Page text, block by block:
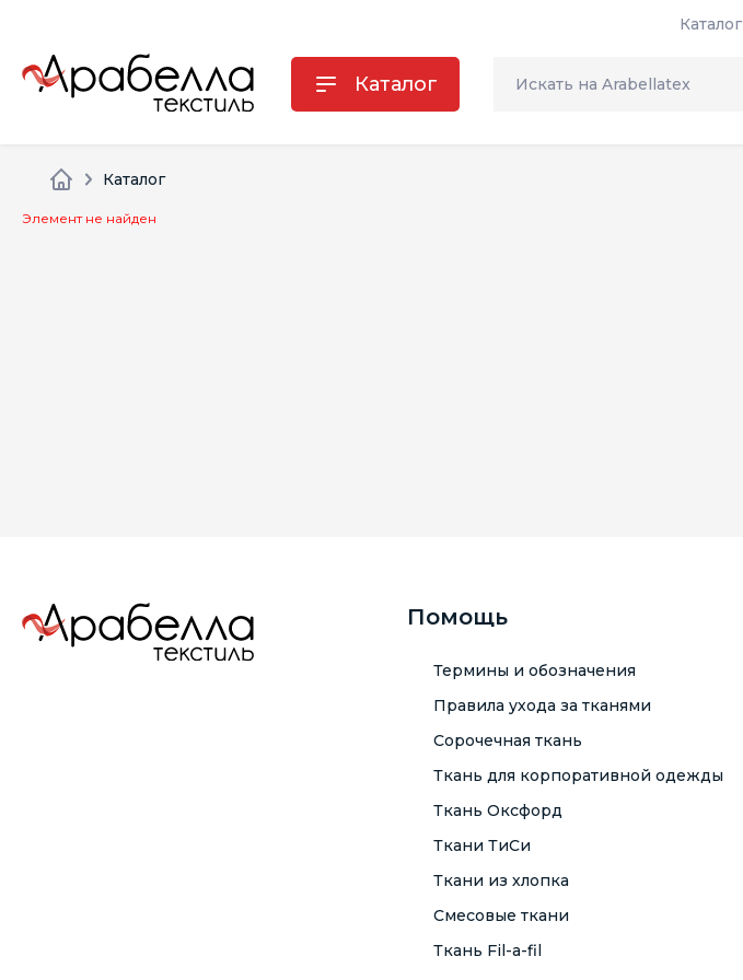
Каталог
Каталог
Каталог
Элемент не найден
Помощь
Термины и обозначения
Правила ухода за тканями
Сорочечная ткань
Ткань для корпоративной одежды
Ткань Оксфорд
Ткани ТиСи
Ткани из хлопка
Смесовые ткани
Ткань Fil-a-fil